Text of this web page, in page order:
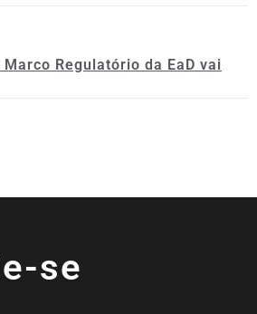
Regulatório da EaD vai
se